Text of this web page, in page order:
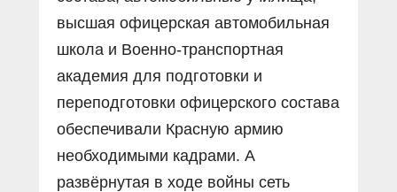
высшая офицерская автомобильная
школа и Военно-транспортная
академия для подготовки и
переподготовки офицерского состава
обеспечивали Красную армию
необходимыми кадрами. А
развёрнутая в ходе войны сеть